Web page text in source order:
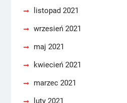
listopad 2021
wrzesień 2021
maj 2021
kwiecień 2021
marzec 2021
luty 2021